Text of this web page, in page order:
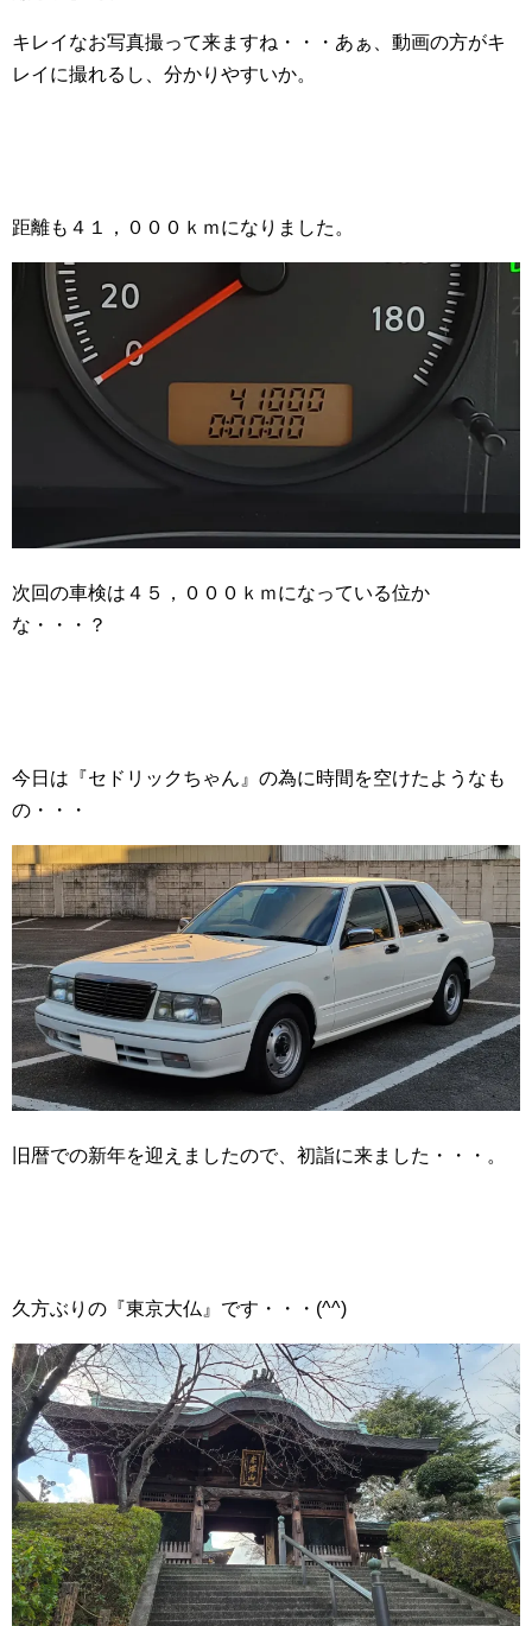
キレイなお写真撮って来ますね・・・あぁ、動画の方がキ
レイに撮れるし、分かりやすいか。
距離も４１，０００ｋｍになりました。
次回の車検は４５，０００ｋｍになっている位か
な・・・？
今日は『セドリックちゃん』の為に時間を空けたようなも
の・・・
旧暦での新年を迎えましたので、初詣に来ました・・・。
久方ぶりの『東京大仏』です・・・(^^)